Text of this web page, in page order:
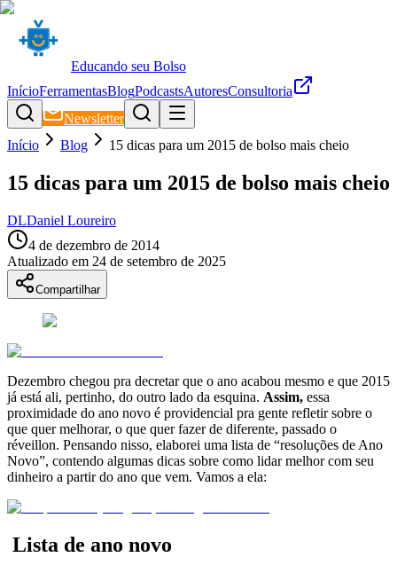
Educando seu Bolso
InícioFerramentasBlogPodcastsAutoresConsultoria
Newsletter
Início
Blog 15 dicas para um 2015 de bolso mais cheio
15 dicas para um 2015 de bolso mais cheio
DLDaniel Loureiro
4 de dezembro de 2014
Atualizado em 24 de setembro de 2025
Compartilhar
Dezembro chegou pra decretar que o ano acabou mesmo e que 2015
já está ali, pertinho, do outro lado da esquina. Assim, essa
proximidade do ano novo é providencial pra gente refletir sobre o
que quer melhorar, o que quer fazer de diferente, passado o
réveillon. Pensando nisso, elaborei uma lista de “resoluções de Ano
Novo”, contendo algumas dicas sobre como lidar melhor com seu
dinheiro a partir do ano que vem. Vamos a ela:
Lista de ano novo